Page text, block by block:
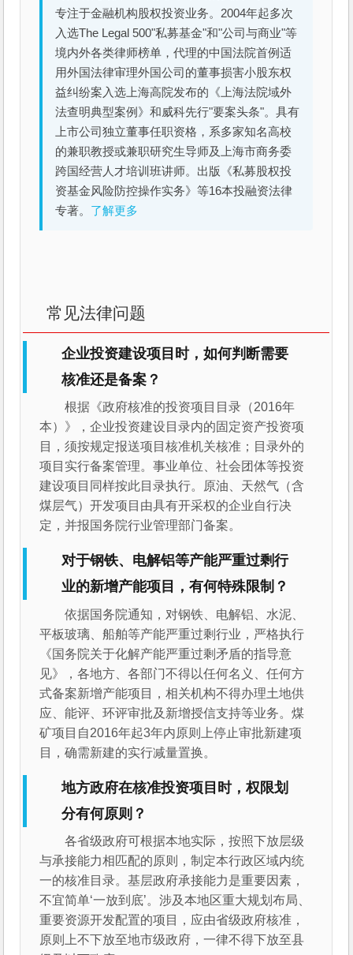
专注于金融机构股权投资业务。2004年起多次
入选The Legal 500"私募基金"和"公司与商业"等
境内外各类律师榜单，代理的中国法院首例适
用外国法律审理外国公司的董事损害小股东权
益纠纷案入选上海高院发布的《上海法院域外
法查明典型案例》和威科先行"要案头条"。具有
上市公司独立董事任职资格，系多家知名高校
的兼职教授或兼职研究生导师及上海市商务委
跨国经营人才培训班讲师。出版《私募股权投
资基金风险防控操作实务》等16本投融资法律
专著。 了解更多
常见法律问题
企业投资建设项目时，如何判断需要
核准还是备案？
根据《政府核准的投资项目目录（2016年
本）》，企业投资建设目录内的固定资产投资项
目，须按规定报送项目核准机关核准；目录外的
项目实行备案管理。事业单位、社会团体等投资
建设项目同样按此目录执行。原油、天然气（含
煤层气）开发项目由具有开采权的企业自行决
定，并报国务院行业管理部门备案。
对于钢铁、电解铝等产能严重过剩行
业的新增产能项目，有何特殊限制？
依据国务院通知，对钢铁、电解铝、水泥、
平板玻璃、船舶等产能严重过剩行业，严格执行
《国务院关于化解产能严重过剩矛盾的指导意
见》，各地方、各部门不得以任何名义、任何方
式备案新增产能项目，相关机构不得办理土地供
应、能评、环评审批及新增授信支持等业务。煤
矿项目自2016年起3年内原则上停止审批新建项
目，确需新建的实行减量置换。
地方政府在核准投资项目时，权限划
分有何原则？
各省级政府可根据本地实际，按照下放层级
与承接能力相匹配的原则，制定本行政区域内统
一的核准目录。基层政府承接能力是重要因素，
不宜简单‘一放到底’。涉及本地区重大规划布局、
重要资源开发配置的项目，应由省级政府核准，
原则上不下放至地市级政府，一律不得下放至县